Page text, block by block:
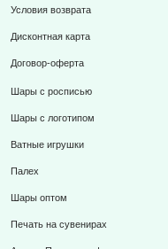
Условия возврата
Дисконтная карта
Договор-оферта
Шары с росписью
Шары с логотипом
Ватные игрушки
Палех
Шары оптом
Печать на сувенирах